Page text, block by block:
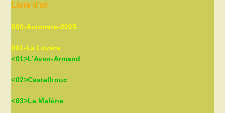
Livre d’or
000-Automne-2025
001-La Lozère
<01>L’Aven-Armand
<02>Castelbouc
<03>La Malène